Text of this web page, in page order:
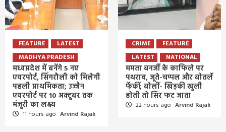
FEATURE
LATEST
MADHYA PRADESH
मध्यप्रदेश में बनेंगे 5 नए
एयरपोर्ट, सिंगरौली को मिलेगी
पहली प्राथमिकता; उज्जैन
एयरपोर्ट पर 10 अक्टूबर तक
मंजूरी का लक्ष्य
11 hours ago Arvind Rajak
CRIME
FEATURE
LATEST
NATIONAL
ममता बनर्जी के काफिले पर
पथराव, जूते-चप्पल और बोतलें
फेंकीं; बोलीं- खिड़की खुली
होती तो सिर फट जाता
22 hours ago Arvind Rajak